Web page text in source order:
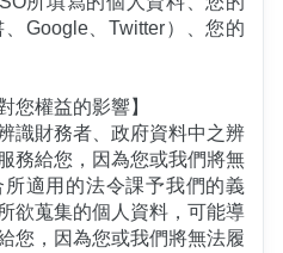
Google、Twitter）、您的
您權益的影響】
識財務者、政府資料中之辨
務給您，因為您或我們將無
適用的法令課予我們的義
欲蒐集的個人資料，可能導
您，因為您或我們將無法履